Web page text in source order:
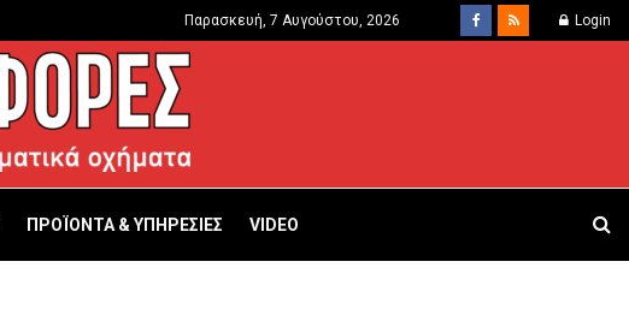
Παρασκευή, 7 Αυγούστου, 2026 Login
ΠΡΟΪΟΝΤΑ & ΥΠΗΡΕΣΙΕΣ VIDEO